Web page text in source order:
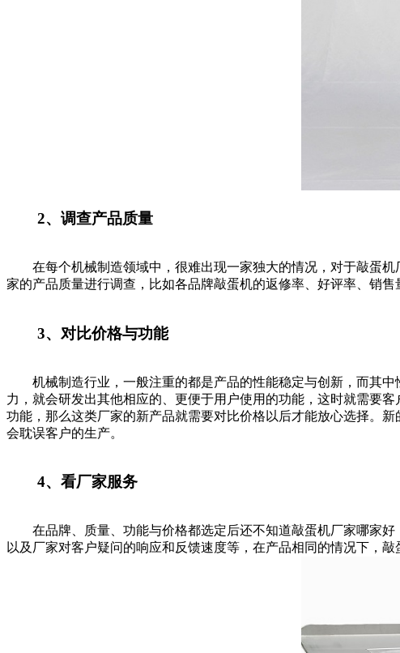
2、调查产品质量
在每个机械制造领域中，很难出现一家独大的情况，对于敲蛋机
家的产品质量进行调查，比如各品牌敲蛋机的返修率、好评率、销售
3、对比价格与功能
机械制造行业，一般注重的都是产品的性能稳定与创新，而其中
力，就会研发出其他相应的、更便于用户使用的功能，这时就需要
功能，那么这类厂家的新产品就需要对比价格以后才能放心选择。
会耽误客户的生产。
4、看厂家服务
在品牌、质量、功能与价格都选定后还不知道敲蛋机厂家哪家好
以及厂家对客户疑问的响应和反馈速度等，在产品相同的情况下，